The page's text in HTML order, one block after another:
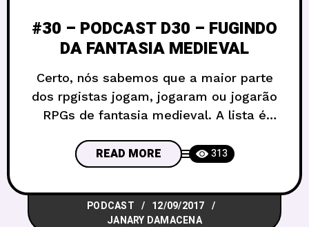
#30 – PODCAST D30 – FUGINDO
DA FANTASIA MEDIEVAL
Certo, nós sabemos que a maior parte
dos rpgistas jogam, jogaram ou jogarão
RPGs de fantasia medieval. A lista é
podemos destacar, por exemplo, D&D,
Tormenta, Dragon Age, Shadow of the
Demon Lord, Mighty Blade, Fighting
Fantasy… Maaaaas e se esse tipo de
READ MORE 313
PODCAST
12/09/2017
JANARY DAMACENA